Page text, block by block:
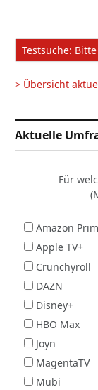
> Übersicht
Aktuelle
Für
Amazon
Apple TV+
Crunchyroll
DAZN
Disney+
HBO Max
Joyn
MagentaTV
Mubi